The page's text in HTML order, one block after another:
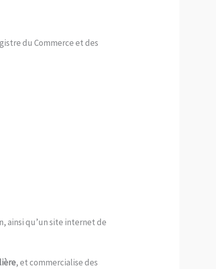
du Commerce et des
ainsi qu’un site internet de
, et commercialise des